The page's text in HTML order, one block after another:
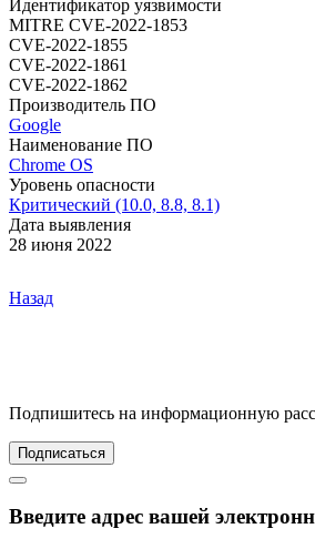
Идентификатор уязвимости
MITRE CVE-2022-1853
CVE-2022-1855
CVE-2022-1861
CVE-2022-1862
Производитель ПО
Google
Наименование ПО
Chrome OS
Уровень опасности
Критический (10.0, 8.8, 8.1)
Дата выявления
28 июня 2022
Назад
Подпишитесь на информационную
Подписаться
Введите адрес вашей